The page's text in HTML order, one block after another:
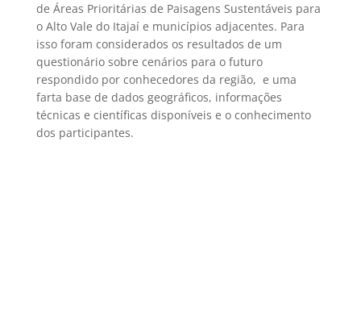
de Áreas Prioritárias de Paisagens Sustentáveis para
o Alto Vale do Itajaí e municípios adjacentes. Para
isso foram considerados os resultados de um
questionário sobre cenários para o futuro
respondido por conhecedores da região, e uma
farta base de dados geográficos, informações
técnicas e científicas disponíveis e o conhecimento
dos participantes.